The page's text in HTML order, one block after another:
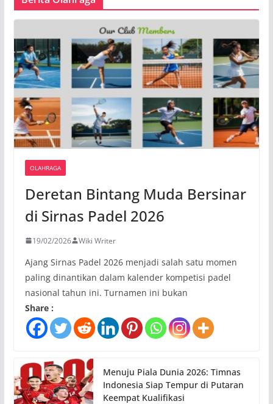
OLAHRAGA
Deretan Bintang Muda Bersinar
di Sirnas Padel 2026
19/02/2026 Wiki Writer
Ajang Sirnas Padel 2026 menjadi salah satu momen
paling dinantikan dalam kalender kompetisi padel
nasional tahun ini. Turnamen ini bukan
Share :
Menuju Piala Dunia 2026: Timnas
Indonesia Siap Tempur di Putaran
Keempat Kualifikasi